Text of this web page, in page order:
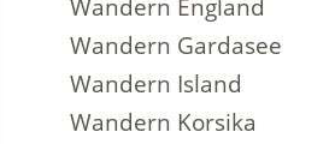
Wandern England
Wandern Gardasee
Wandern Island
Wandern Korsika